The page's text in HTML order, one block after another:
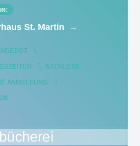
St. Martin →
NACHLESE
ANMELDUNG